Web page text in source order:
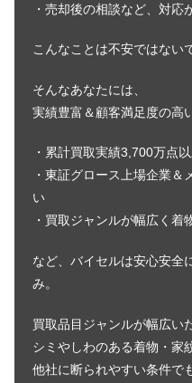
・売却後の相談など、対応
こんなことは不安ではない
そんなあなたには、
実績豊富＆顧客満足度の高
・累計買取実績3,700万点
・東証グロース上場企業
い
・買取ジャンルが幅広く
など、バイセルは安心安全
み。
買取品目ジャンルが幅広い
シミやしわのある着物・家
他社に断られやすい条件で